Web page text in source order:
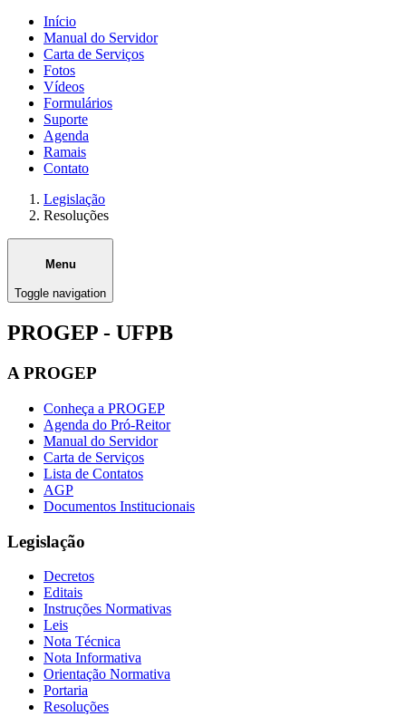
Início
Manual do Servidor
Carta de Serviços
Fotos
Vídeos
Formulários
Suporte
Agenda
Ramais
Contato
Legislação
Resoluções
Menu
Toggle navigation
PROGEP - UFPB
A PROGEP
Conheça a PROGEP
Agenda do Pró-Reitor
Manual do Servidor
Carta de Serviços
Lista de Contatos
AGP
Documentos Institucionais
Legislação
Decretos
Editais
Instruções Normativas
Leis
Nota Técnica
Nota Informativa
Orientação Normativa
Portaria
Resoluções